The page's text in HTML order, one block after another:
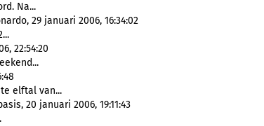
Na...
29 januari 2006, 16:34:02
22:54:20
elftal van...
20 januari 2006, 19:11:43